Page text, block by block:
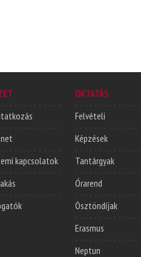
kapcsolatok
OKTATÁS
Felvételi
Képzések
Tantárgyak
Órarend
Ösztöndíjak
Erasmus
Neptun